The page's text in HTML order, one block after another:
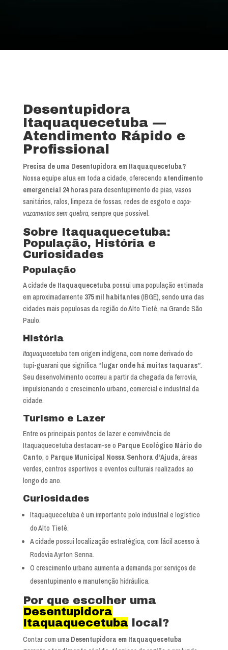
Desentupidora
Itaquaquecetuba —
Atendimento Rápido e
Profissional
Precisa de uma Desentupidora em Itaquaquecetuba?
Nossa equipe atua em toda a cidade, oferecendo atendimento
emergencial 24 horaspara desentupimento de pias, vasos
sanitários, ralos, limpeza de fossas, redes de esgoto e caça-
vazamentos sem quebra, sempre que possível.
Sobre Itaquaquecetuba:
População, História e
Curiosidades
População
A cidade de Itaquaquecetuba possui uma população estimada
em aproximadamente 375 mil habitantes(IBGE), sendo uma das
cidades mais populosas da região do Alto Tietê, na Grande São
Paulo.
História
Itaquaquecetubatem origem indígena, com nome derivado do
tupi-guarani que significa “lugar onde há muitas taquaras”.
Seu desenvolvimento ocorreu a partir da chegada da ferrovia,
impulsionando o crescimento urbano, comercial e industrial da
cidade.
Turismo e Lazer
Entre os principais pontos de lazer e convivência de
Itaquaquecetuba destacam-se o Parque Ecológico Mário do
Canto, o Parque Municipal Nossa Senhora d’Ajuda, áreas
verdes, centros esportivos e eventos culturais realizados ao
longo do ano.
Curiosidades
Itaquaquecetuba é um importante polo industrial e logístico
do Alto Tietê.
A cidade possui localização estratégica, com fácil acesso à
Rodovia Ayrton Senna.
O crescimento urbano aumenta a demanda por serviços de
desentupimento e manutenção hidráulica.
Por que escolher uma
Desentupidora
Itaquaquecetuba local?
Contar com uma Desentupidora em Itaquaquecetuba